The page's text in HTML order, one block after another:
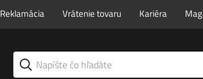
Reklamácia Vrátenie tovaru Kariéra